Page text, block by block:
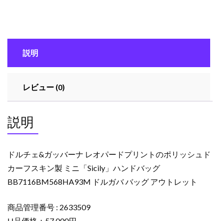
ー
レ
ー
プ
リ
ト
の
ポ
ッ
シ
説明
レビュー (0)
説明
ドルチェ&ガッバーナ レオパードプリントのポリッシュド
カーフスキン製 ミニ「Sicily」ハンドバッグ
BB7116BM568HA93M ドルガバ バッグ アウトレット
商品管理番号 : 2633509